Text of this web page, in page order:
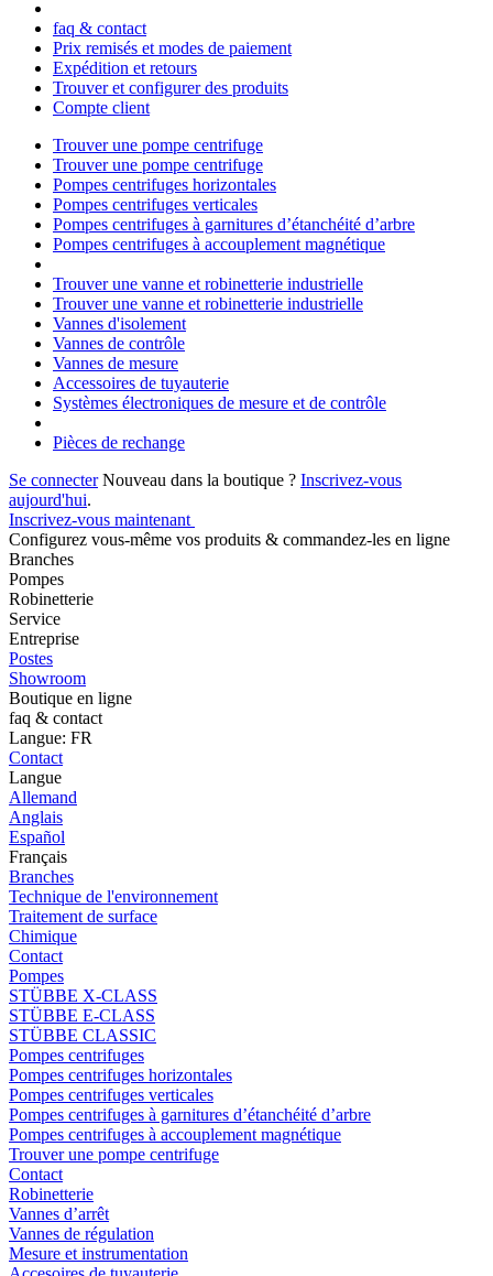
faq & contact
Prix remisés et modes de paiement
Expédition et retours
Trouver et configurer des produits
Compte client
Trouver une pompe centrifuge
Trouver une pompe centrifuge
Pompes centrifuges horizontales
Pompes centrifuges verticales
Pompes centrifuges à garnitures d’étanchéité d’arbre
Pompes centrifuges à accouplement magnétique
Trouver une vanne et robinetterie industrielle
Trouver une vanne et robinetterie industrielle
Vannes d'isolement
Vannes de contrôle
Vannes de mesure
Accessoires de tuyauterie
Systèmes électroniques de mesure et de contrôle
Pièces de rechange
Se connecter Nouveau dans la boutique ? Inscrivez-vous
aujourd'hui.
Inscrivez-vous maintenant
Configurez vous-même vos produits & commandez-les en ligne
Branches
Pompes
Robinetterie
Service
Entreprise
Postes
Showroom
Boutique en ligne
faq & contact
Langue: FR
Contact
Langue
Allemand
Anglais
Español
Français
Branches
Technique de l'environnement
Traitement de surface
Chimique
Contact
Pompes
STÜBBE X-CLASS
STÜBBE E-CLASS
STÜBBE CLASSIC
Pompes centrifuges
Pompes centrifuges horizontales
Pompes centrifuges verticales
Pompes centrifuges à garnitures d’étanchéité d’arbre
Pompes centrifuges à accouplement magnétique
Trouver une pompe centrifuge
Contact
Robinetterie
Vannes d’arrêt
Vannes de régulation
Mesure et instrumentation